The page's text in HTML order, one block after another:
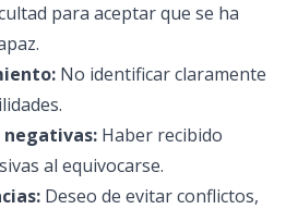
para aceptar que se ha
No identificar claramente
negativas: Haber recibido
al equivocarse.
Deseo de evitar conflictos,